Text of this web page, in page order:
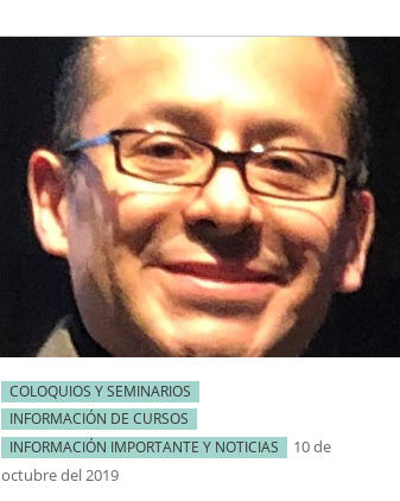
COLOQUIOS Y SEMINARIOS
INFORMACIÓN DE CURSOS
INFORMACIÓN IMPORTANTE Y NOTICIAS
10 de
octubre del 2019